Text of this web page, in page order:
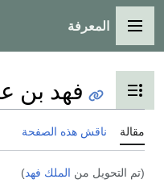
القائمة الرئيسية
المعرفة
تبديل عرض جدولفهد بن
مقالة ناقش هذه الصفحة
(تم التحويل من الملك فهد)